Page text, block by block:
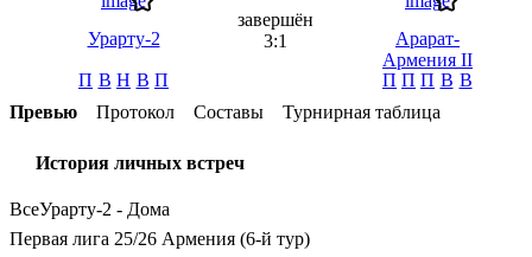
Урарту-2
П В Н В П
завершён
3:1
Арарат-
Армения II
П П П В В
Превью
Протокол Составы Турнирная таблица
История личных встреч
ВсеУрарту-2 - Дома
Первая лига 25/26 Армения (6-й тур)